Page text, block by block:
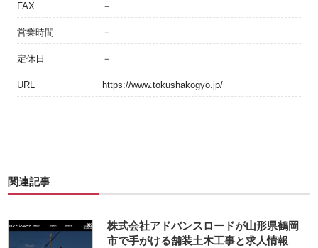
FAX －
営業時間 －
定休日 －
URL https://www.tokushakogyo.jp/
関連記事
株式会社アドバンスロードが山形県鶴岡
市で手がける舗装土木工事と求人情報